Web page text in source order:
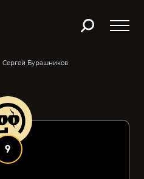
Сергей Бурашников
9